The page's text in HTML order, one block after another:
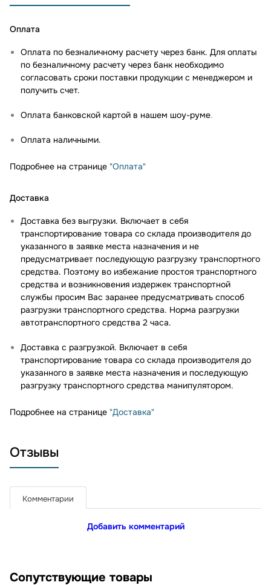
Оплата
Оплата по безналичному расчету через банк. Для оплаты
по безналичному расчету через банк необходимо
согласовать сроки поставки продукции с менеджером и
получить счет.
Оплата банковской картой в нашем шоу-руме.
Оплата наличными.
Подробнее на странице "Оплата"
Доставка
Доставка без выгрузки. Включает в себя
транспортирование товара со склада производителя до
указанного в заявке места назначения и не
предусматривает последующую разгрузку транспортного
средства. Поэтому во избежание простоя транспортного
средства и возникновения издержек транспортной
службы просим Вас заранее предусматривать способ
разгрузки транспортного средства. Норма разгрузки
автотранспортного средства 2 часа.
Доставка с разгрузкой. Включает в себя
транспортирование товара со склада производителя до
указанного в заявке места назначения и последующую
разгрузку транспортного средства манипулятором.
Подробнее на странице "Доставка"
Отзывы
Комментарии
Добавить комментарий
Сопутствующие товары